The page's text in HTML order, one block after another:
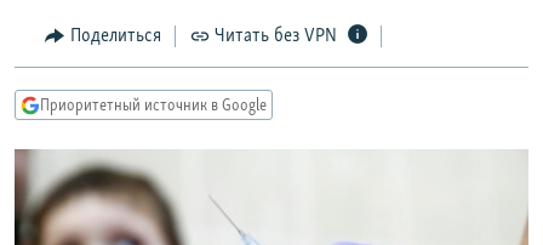
Вернутся
поиску
КУЛЬТУРА
КАВКАЗ.РЕАЛИИ
СЕВЕР.РЕАЛИИ
СИБИРЬ.РЕАЛИИ
Поделиться Читать без VPN
Приоритетный источник в Google